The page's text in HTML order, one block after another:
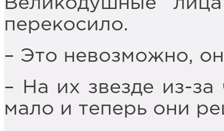
перекосило.
– Это невозможно,
– На их звезде из-
мало и теперь они